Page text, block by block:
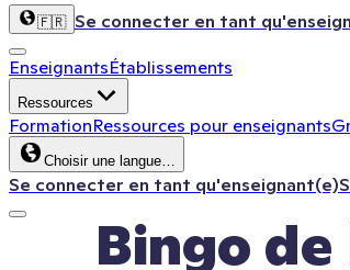
🇫🇷 Se connecter en tant
EnseignantsÉtablissements
Ressources
FormationRessources pour enseignants
Choisir une langue…
Se connecter en tant qu'enseignant(e)
Bingo